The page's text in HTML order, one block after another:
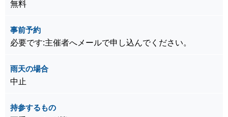
無料
事前予約
必要です:主催者へメールで申し込んでください。
雨天の場合
中止
持参するもの